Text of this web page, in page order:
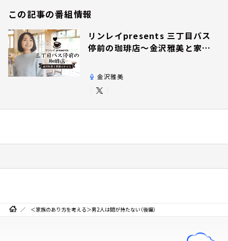
この記事の番組情報
リンレイpresents 三丁目バス
停前の珈琲店～金沢雅美と家族
金沢雅美
＜家族のあり方を考える＞男2人は間が持たない（後編）